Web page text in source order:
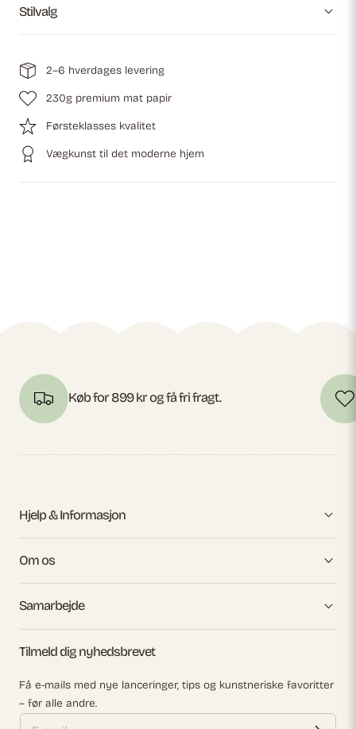
Stilvalg
2–6 hverdages levering
230g premium mat papir
Førsteklasses kvalitet
Vægkunst til det moderne hjem
Køb for 899 kr og få fri fragt.
Hjelp & Informasjon
Om os
Samarbejde
Tilmeld dig nyhedsbrevet
Få e-mails med nye lanceringer, tips og kunstneriske favoritter
– før alle andre.